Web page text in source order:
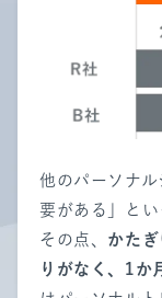
他のパーソナ
要がある」とい
その点、 かたぎ
りがなく、1か